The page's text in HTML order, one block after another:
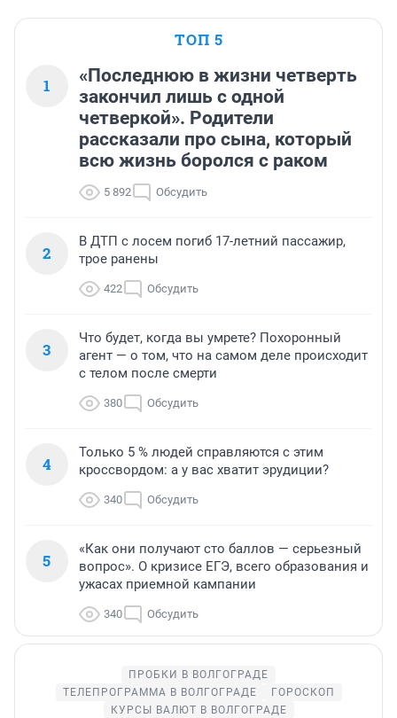
ТОП 5
1
«Последнюю в жизни четверть
закончил лишь с одной
четверкой». Родители
рассказали про сына, который
всю жизнь боролся с раком
5 892 Обсудить
2
В ДТП с лосем погиб 17-летний пассажир,
трое ранены
422 Обсудить
3
Что будет, когда вы умрете? Похоронный
агент — о том, что на самом деле происходит
с телом после смерти
380 Обсудить
4
Только 5 % людей справляются с этим
кроссвордом: а у вас хватит эрудиции?
340 Обсудить
5
«Как они получают сто баллов — серьезный
вопрос». О кризисе ЕГЭ, всего образования и
ужасах приемной кампании
340 Обсудить
ПРОБКИ В ВОЛГОГРАДЕ
ТЕЛЕПРОГРАММА В ВОЛГОГРАДЕ
ГОРОСКОП
КУРСЫ ВАЛЮТ В ВОЛГОГРАДЕ